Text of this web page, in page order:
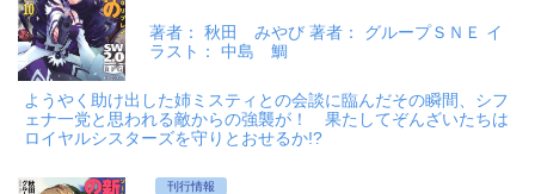
著者： 秋田 みやび 著者： グループＳＮＥ イ
ラスト： 中島 鯛
ようやく助け出した姉ミスティとの会談に臨んだその瞬間、シフ
ェナ一党と思われる敵からの強襲が！ 果たしてぞんざいたちは
ロイヤルシスターズを守りとおせるか!?
刊行情報